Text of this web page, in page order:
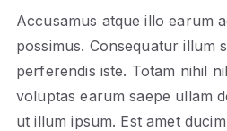
Accusamus atque illo earum
possimus. Consequatur illum
perferendis iste. Totam nihil
voluptas earum saepe ullam
ut illum ipsum. Est amet